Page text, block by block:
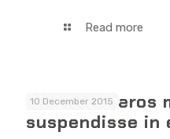
Read more
10 December 2015
Donec vel eros
suspendisse in